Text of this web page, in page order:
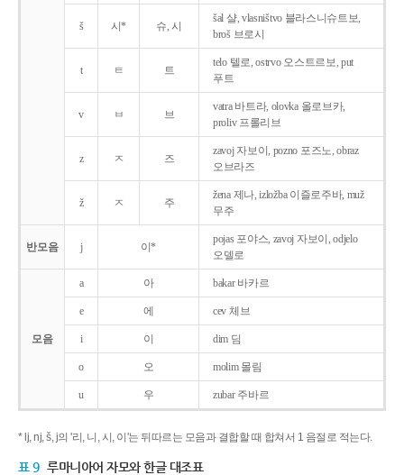
š 시* 슈, 시
šal 샬, vlasništvo 블라스니슈트보,
broš 브로시
t ㅌ 트
telo 텔로, ostrvo 오스트르보, put
푸트
v ㅂ 브
vatra 바트라, olovka 올로브카,
proliv 프롤리브
z ㅈ 즈
zavoj 자보이, pozno 포즈노, obraz
오브라즈
ž ㅈ 주
žena 제나, izložba 이즐로주바, muž
무주
반모음 j 이*
pojas 포야스, zavoj 자보이, odjelo
오델로
모음
a 아 bakar 바카르
e 에 cev 체브
i 이 dim 딤
o 오 molim 몰림
u 우 zubar 주바르
* lj, nj, š, j의 '리, 니, 시, 이'는 뒤따르는 모음과 결합할 때 합쳐서 1 음절로 적는다.
표 9 루마니아어 자모와 한글 대조표